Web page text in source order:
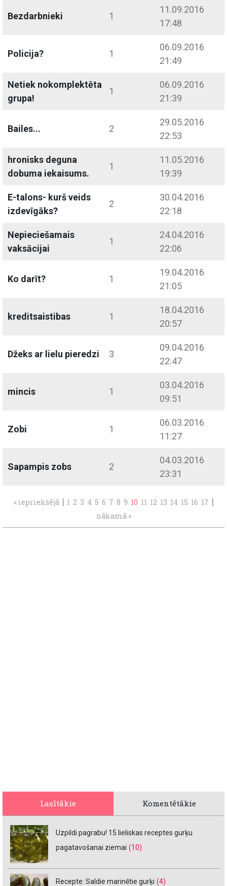
Bezdarbnieki 1
11.09.2016
17:48
Policija? 1
06.09.2016
21:49
Netiek nokomplektēta
grupa!
1
06.09.2016
21:39
Bailes... 2
29.05.2016
22:53
hronisks deguna
dobuma iekaisums.
1
11.05.2016
19:39
E-talons- kurš veids
izdevīgāks?
2
30.04.2016
22:18
Nepieciešamais
vaksācijai
1
24.04.2016
22:06
Ko darīt? 1
19.04.2016
21:05
kreditsaistibas 1
18.04.2016
20:57
Džeks ar lielu pieredzi 3
09.04.2016
22:47
mincis 1
03.04.2016
09:51
Zobi 1
06.03.2016
11:27
Sapampis zobs 2
04.03.2016
23:31
« iepriekšējā | 1 2 3 4 5 6 7 8 9 10 11 12 13 14 15 16 17 |
nākamā »
Lasītākie Komentētākie
Uzpildi pagrabu! 15 lieliskas receptes gurķu
pagatavošanai ziemai (10)
Recepte: Saldie marinētie gurķi (4)